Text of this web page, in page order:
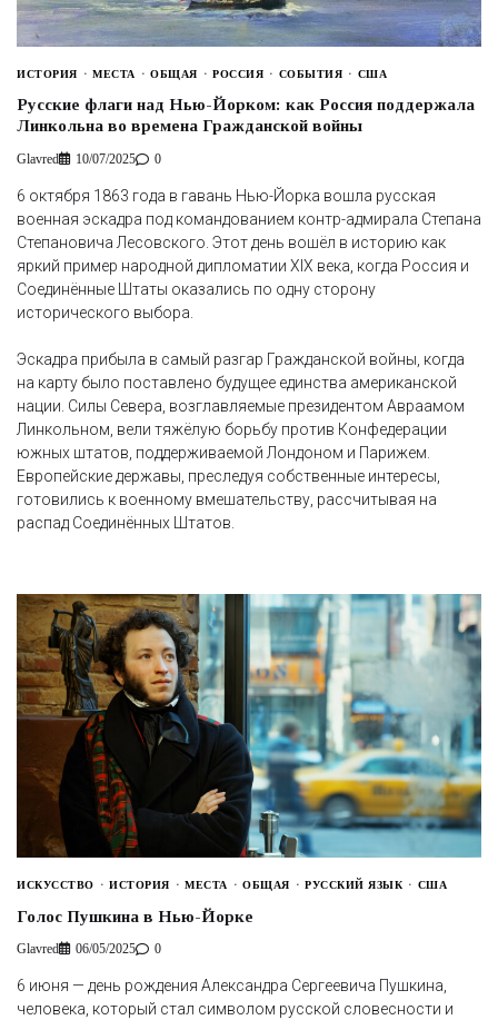
ИСТОРИЯ МЕСТА ОБЩАЯ РОССИЯ СОБЫТИЯ США
Русские флаги над Нью-Йорком: как Россия поддержала
Линкольна во времена Гражданской войны
Glavred 10/07/2025 0
6 октября 1863 года в гавань Нью-Йорка вошла русская
военная эскадра под командованием контр-адмирала Степана
Степановича Лесовского. Этот день вошёл в историю как
яркий пример народной дипломатии XIX века, когда Россия и
Соединённые Штаты оказались по одну сторону
исторического выбора.
Эскадра прибыла в самый разгар Гражданской войны, когда
на карту было поставлено будущее единства американской
нации. Силы Севера, возглавляемые президентом Авраамом
Линкольном, вели тяжёлую борьбу против Конфедерации
южных штатов, поддерживаемой Лондоном и Парижем.
Европейские державы, преследуя собственные интересы,
готовились к военному вмешательству, рассчитывая на
распад Соединённых Штатов.
ИСКУССТВО ИСТОРИЯ МЕСТА ОБЩАЯ РУССКИЙ ЯЗЫК США
Голос Пушкина в Нью-Йорке
Glavred 06/05/2025 0
6 июня — день рождения Александра Сергеевича Пушкина,
человека, который стал символом русской словесности и